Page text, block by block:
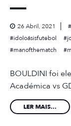
26 Abril, 2021
idoloásisfutebol
manofthematch
BOULDINI foi
Académica vs
LER MAIS...